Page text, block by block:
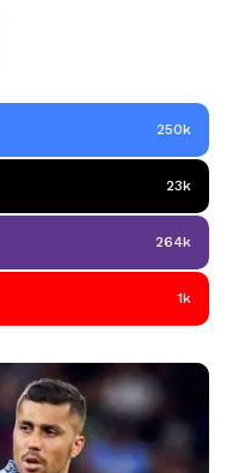
250k
23k
264k
1k